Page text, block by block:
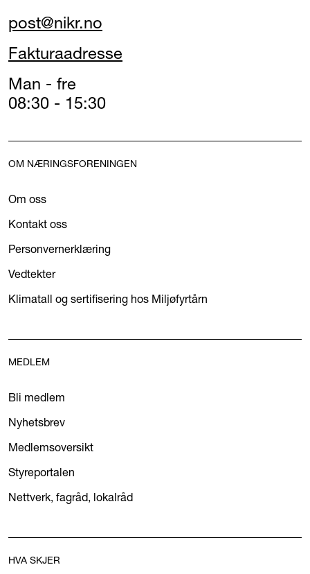
post@nikr.no
Fakturaadresse
Man - fre
08:30 - 15:30
OM NÆRINGSFORENINGEN
Om oss
Kontakt oss
Personvernerklæring
Vedtekter
Klimatall og sertifisering hos Miljøfyrtårn
MEDLEM
Bli medlem
Nyhetsbrev
Medlemsoversikt
Styreportalen
Nettverk, fagråd, lokalråd
HVA SKJER